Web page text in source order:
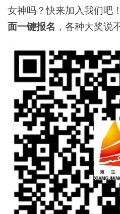
女神吗？快来加入我们吧
面一键报名 ，各种大奖说